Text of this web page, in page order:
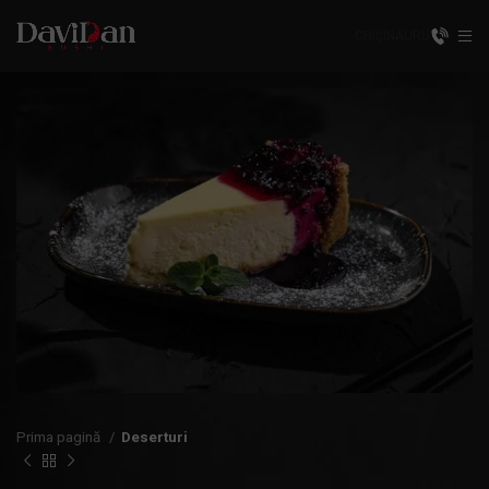
Prima pagină Deserturi